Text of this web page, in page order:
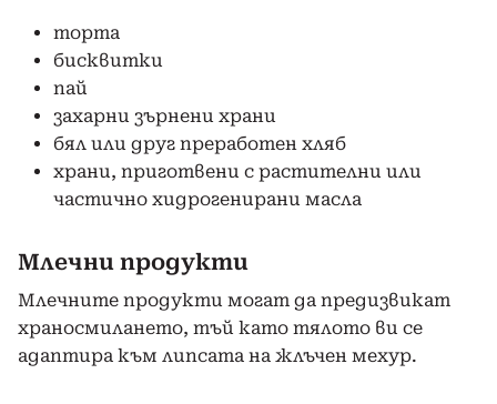
торта
бисквитки
пай
захарни зърнени храни
бял или друг преработен хляб
храни, приготвени с растителни или
частично хидрогенирани масла
Млечни продукти
Млечните продукти могат да предизвикат
храносмилането, тъй като тялото ви се
адаптира към липсата на жлъчен мехур.